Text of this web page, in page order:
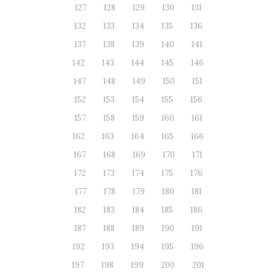
127
128 129 130
131
132
133 134 135
136
137
138 139 140
141
142
143 144 145
146
147
148 149 150
151
152
153 154 155
156
157
158 159 160
161
162
163 164 165
166
167
168 169 170
171
172
173 174 175
176
177
178 179 180
181
182
183 184 185
186
187
188 189 190
191
192
193 194 195
196
197
198 199 200
201